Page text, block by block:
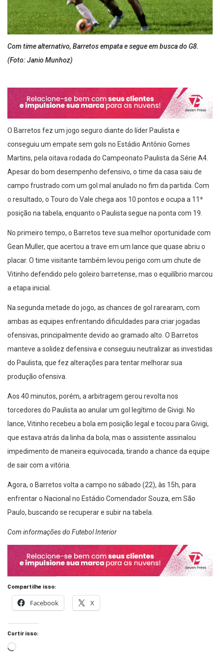
Com time alternativo, Barretos empata e segue em busca do G8.
(Foto: Janio Munhoz)
O Barretos fez um jogo seguro diante do líder Paulista e
conseguiu um empate sem gols no Estádio Antônio Gomes
Martins, pela oitava rodada do Campeonato Paulista da Série A4.
Apesar do bom desempenho defensivo, o time da casa saiu de
campo frustrado com um gol mal anulado no fim da partida. Com
o resultado, o Touro do Vale chega aos 10 pontos e ocupa a 11ª
posição na tabela, enquanto o Paulista segue na ponta com 19.
No primeiro tempo, o Barretos teve sua melhor oportunidade com
Gean Muller, que acertou a trave em um lance que quase abriu o
placar. O time visitante também levou perigo com um chute de
Vitinho defendido pelo goleiro barretense, mas o equilíbrio marcou
a etapa inicial.
Na segunda metade do jogo, as chances de gol rarearam, com
ambas as equipes enfrentando dificuldades para criar jogadas
ofensivas, principalmente devido ao gramado alto. O Barretos
manteve a solidez defensiva e conseguiu neutralizar as investidas
do Paulista, que fez alterações para tentar melhorar sua
produção ofensiva.
Aos 40 minutos, porém, a arbitragem gerou revolta nos
torcedores do Paulista ao anular um gol legítimo de Givigi. No
lance, Vitinho recebeu a bola em posição legal e tocou para Givigi,
que estava atrás da linha da bola, mas o assistente assinalou
impedimento de maneira equivocada, tirando a chance da equipe
de sair com a vitória.
Agora, o Barretos volta a campo no sábado (22), às 15h, para
enfrentar o Nacional no Estádio Comendador Souza, em São
Paulo, buscando se recuperar e subir na tabela.
Com informações do Futebol Interior
Compartilhe isso:
Facebook X
Curtir isso: